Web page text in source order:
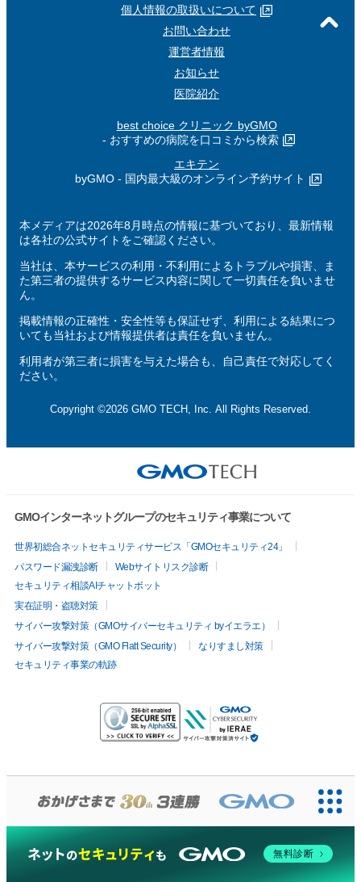
個人情報の取扱いについて
お問い合わせ
運営者情報
お知らせ
医院紹介
best choice クリニック byGMO
- おすすめの病院を口コミから検索
エキテン
byGMO - 国内最大級のオンライン予約サイト
本メディアは2026年8月時点の情報に基づいており、最新情報
は各社の公式サイトをご確認ください。
当社は、本サービスの利用・不利用によるトラブルや損害、ま
た第三者の提供するサービス内容に関して一切責任を負いませ
ん。
掲載情報の正確性・安全性等も保証せず、利用による結果につ
いても当社および情報提供者は責任を負いません。
利用者が第三者に損害を与えた場合も、自己責任で対応してく
ださい。
Copyright ©2026 GMO TECH, Inc. All Rights Reserved.
GMOインターネットグループのセキュリティ事業について
世界初総合ネットセキュリティサービス「GMOセキュリティ24」
パスワード漏洩診断
Webサイトリスク診断
セキュリティ相談AIチャットボット
実在証明・盗聴対策
サイバー攻撃対策（GMOサイバーセキュリティ byイエラエ）
サイバー攻撃対策（GMO Flatt Security）
なりすまし対策
セキュリティ事業の軌跡
無料診断